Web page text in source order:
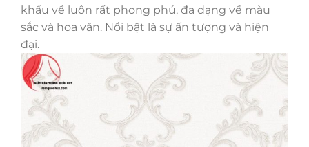
khẩu về luôn rất phong phú, đa dạng về màu
sắc và hoa văn. Nổi bật là sự ấn tượng và hiện
đại.